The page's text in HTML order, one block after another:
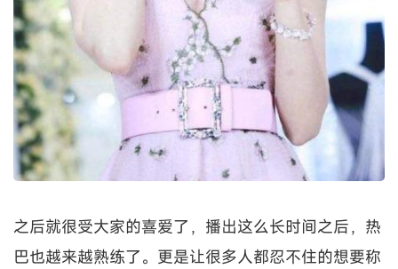
之后就很受大家的喜爱了，播出这么长时间之后，热
巴也越来越熟练了。更是让很多人都忍不住的想要称